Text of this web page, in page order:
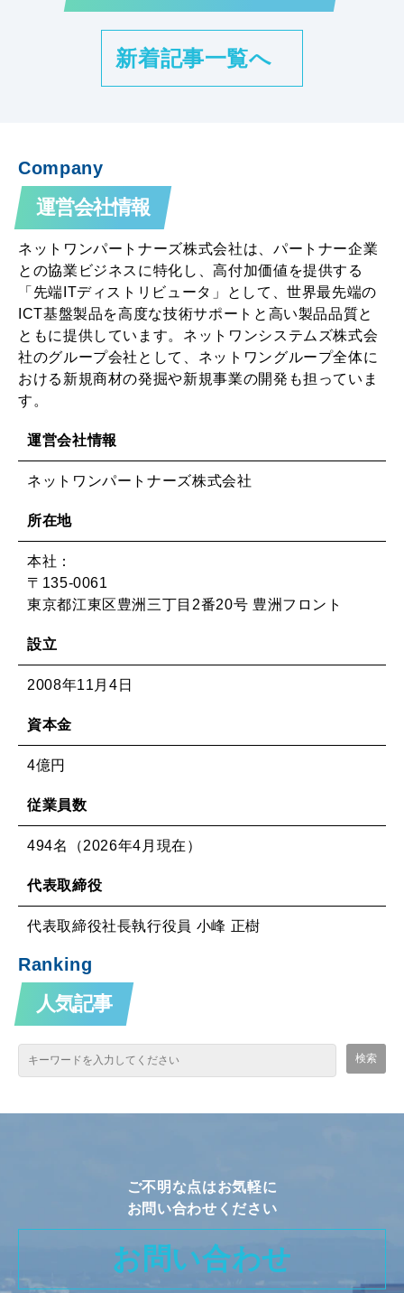
新着記事一覧へ
Company
運営会社情報
ネットワンパートナーズ株式会社は、パートナー企業
との協業ビジネスに特化し、高付加価値を提供する
「先端ITディストリビュータ」として、世界最先端の
ICT基盤製品を高度な技術サポートと高い製品品質と
ともに提供しています。ネットワンシステムズ株式会
社のグループ会社として、ネットワングループ全体に
おける新規商材の発掘や新規事業の開発も担っていま
す。
運営会社情報
ネットワンパートナーズ株式会社
所在地
本社：
〒135-0061
東京都江東区豊洲三丁目2番20号 豊洲フロント
設立
2008年11月4日
資本金
4億円
従業員数
494名（2026年4月現在）
代表取締役
代表取締役社長執行役員 小峰 正樹
Ranking
人気記事
ご不明な点はお気軽に
お問い合わせください
お問い合わせ